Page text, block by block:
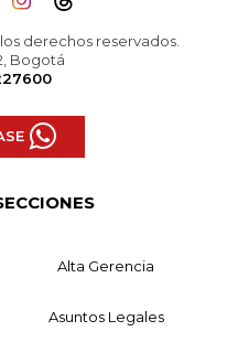
derechos reservados.
Bogotá
Alta Gerencia
Asuntos Legales